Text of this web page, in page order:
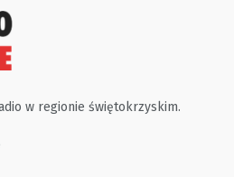
w regionie świętokrzyskim.